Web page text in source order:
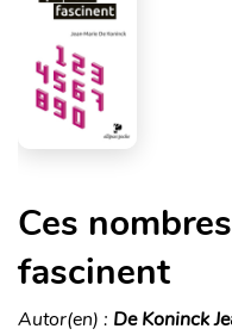
Ces
fascinent
Autor(en) : De Koninck